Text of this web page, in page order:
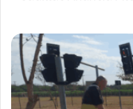
Sertãozinho
Reativa
Cidade
Mirim
de